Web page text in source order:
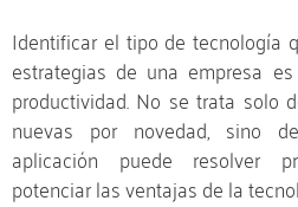
Identificar el tipo de tecnología
estrategias de una empresa
productividad. No se trata solo
nuevas por novedad, sino
aplicación puede resolver
potenciar las ventajas de la